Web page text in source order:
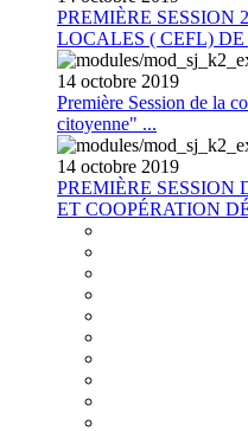
PREMIÈRE SESSION
LOCALES ( CEFL)
14 octobre 2019
Première Session de la
citoyenne" ...
14 octobre 2019
PREMIÈRE
ET COOPÉRATION